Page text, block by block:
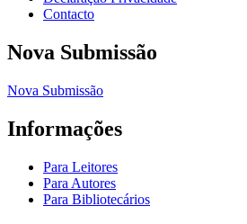
Contacto
Nova Submissão
Nova Submissão
Informações
Para Leitores
Para Autores
Para Bibliotecários